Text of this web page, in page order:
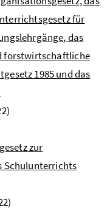
für
das
forstwirtschaftliche
1985 und das
zur
Schulunterrichts